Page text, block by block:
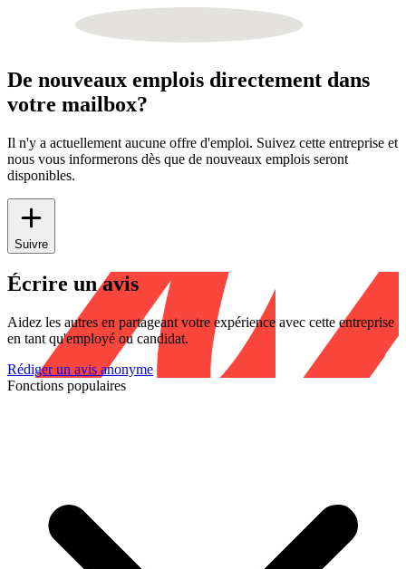
De nouveaux emplois directement dans
votre mailbox?
Il n'y a actuellement aucune offre d'emploi. Suivez cette entreprise et
nous vous informerons dès que de nouveaux emplois seront
disponibles.
Suivre
Écrire un avis
Aidez les autres en partageant votre expérience avec cette entreprise
en tant qu'employé ou candidat.
Rédiger un avis anonyme
Fonctions populaires